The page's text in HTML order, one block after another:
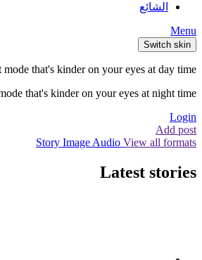
الشائع
Menu
Switch skin
that's kinder on your eyes at day time.
that's kinder on your eyes at night time.
Login
Add post
Story Image Audio View all formats
Latest stories